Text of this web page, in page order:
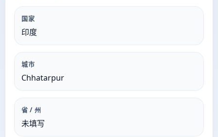
国家
印度
城市
Chhatarpur
省 / 州
未填写